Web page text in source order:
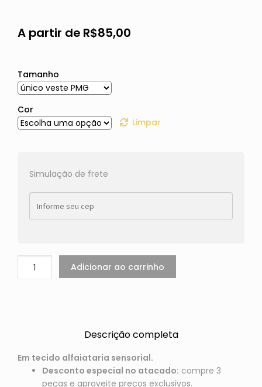
A partir de R$85,00
Tamanho
Cor
Limpar
Simulação de frete
Adicionar ao carrinho
Descrição completa
Em tecido alfaiataria sensorial.
Desconto especial no atacado: compre 3
peças e aproveite preços exclusivos.